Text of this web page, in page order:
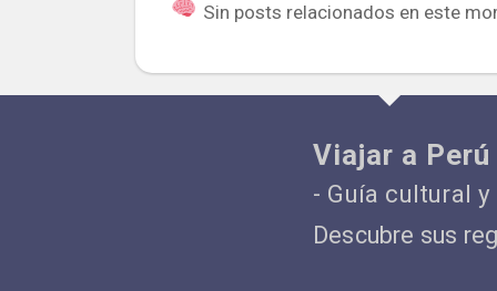
Sin posts relacionados en este
Viajar a Perú
- Guía cultural
Descubre sus